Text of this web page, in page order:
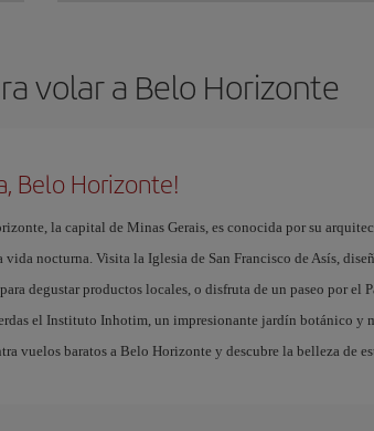
volar a Belo Horizonte
Belo Horizonte!
la capital de Minas Gerais, es conocida por su
vida nocturna. Visita la Iglesia de San Francisco de Asís,
degustar productos locales, o disfruta de un paseo por el
el Instituto Inhotim, un impresionante jardín botánico y
vuelos baratos a Belo Horizonte y descubre la belleza de